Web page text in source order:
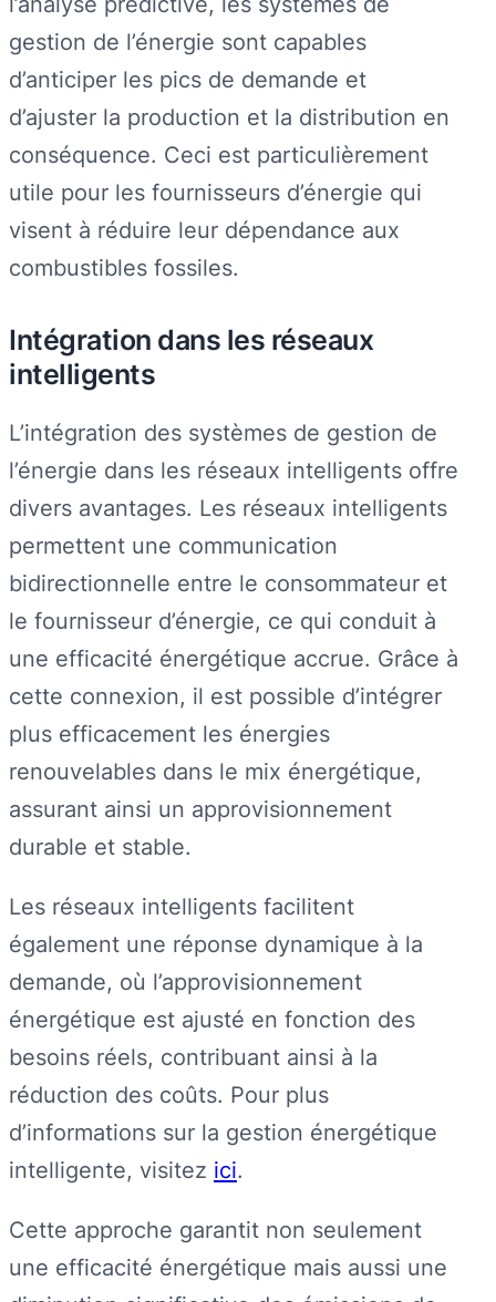
gestion de l’énergie sont capables
d’anticiper les pics de demande et
d’ajuster la production et la distribution en
conséquence. Ceci est particulièrement
utile pour les fournisseurs d’énergie qui
visent à réduire leur dépendance aux
combustibles fossiles.
Intégration dans les réseaux
intelligents
L’intégration des systèmes de gestion de
l’énergie dans les réseaux intelligents offre
divers avantages. Les réseaux intelligents
permettent une communication
bidirectionnelle entre le consommateur et
le fournisseur d’énergie, ce qui conduit à
une efficacité énergétique accrue. Grâce à
cette connexion, il est possible d’intégrer
plus efficacement les énergies
renouvelables dans le mix énergétique,
assurant ainsi un approvisionnement
durable et stable.
Les réseaux intelligents facilitent
également une réponse dynamique à la
demande, où l’approvisionnement
énergétique est ajusté en fonction des
besoins réels, contribuant ainsi à la
réduction des coûts. Pour plus
d’informations sur la gestion énergétique
intelligente, visitez ici.
Cette approche garantit non seulement
une efficacité énergétique mais aussi une